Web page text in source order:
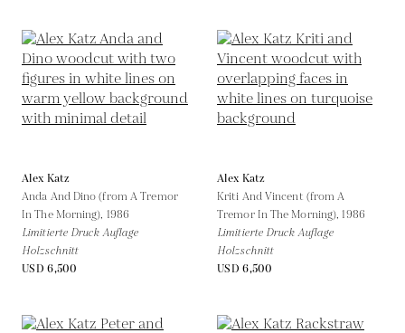
Alex Katz
Anda And Dino (from A Tremor
In The Morning), 1986
Limitierte Druck Auflage
Holzschnitt
USD 6,500
Alex Katz
Kriti And Vincent (from A
Tremor In The Morning),1986
Limitierte Druck Auflage
Holzschnitt
USD 6,500